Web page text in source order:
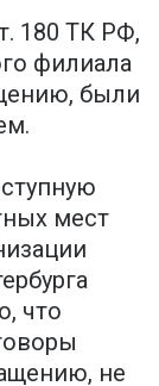
180 ТК РФ,
филиала
были
мест
что
не